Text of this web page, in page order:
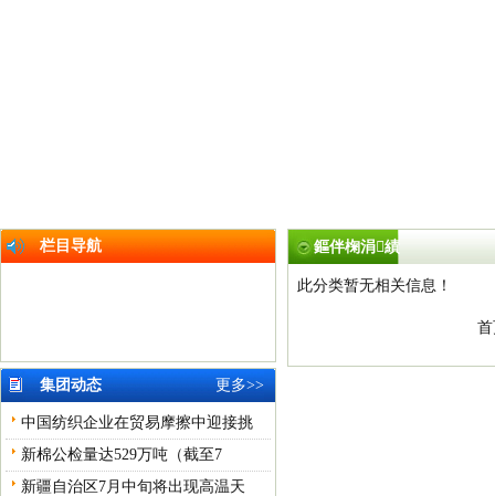
栏目导航
集团动态 更多>>
中国纺织企业在贸易摩擦中迎接挑
新棉公检量达529万吨（截至7
新疆自治区7月中旬将出现高温天
鏂伴椈涓績
此分类暂无相关信息！